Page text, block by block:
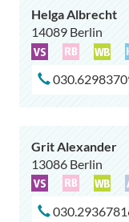
Helga Albrecht
14089 Berlin
Grit Alexander
13086 Berlin